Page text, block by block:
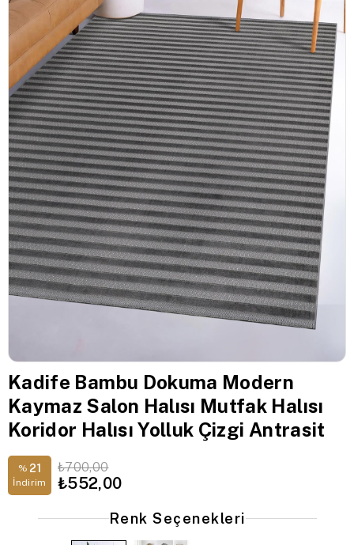
Kadife Bambu Dokuma Modern
Kaymaz Salon Halısı Mutfak Halısı
Koridor Halısı Yolluk Çizgi Antrasit
% 21
İndirim
₺700,00
₺552,00
Renk Seçenekleri